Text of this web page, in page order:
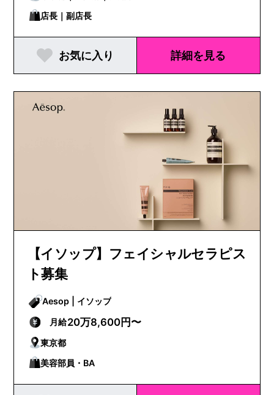
店長｜副店長
お気に入り 詳細を見る
【イソップ】フェイシャルセラピス
ト募集
Aesop | イソップ
月給20万8,600円〜
東京都
美容部員・BA